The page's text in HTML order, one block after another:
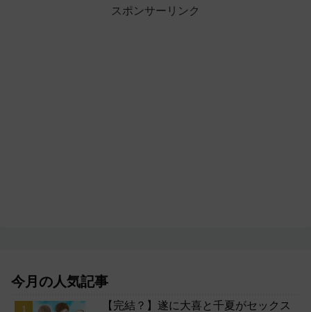
スポンサーリンク
今月の人気記事
【完結？】遂に大喜と千夏がセックス